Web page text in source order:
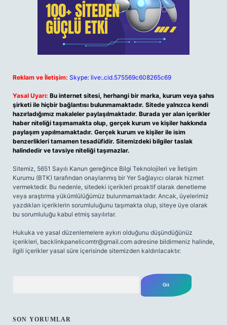
Reklam ve İletişim: Skype: live:.cid.575569c608265c69
Yasal Uyarı: Bu internet sitesi, herhangi bir marka, kurum veya şahıs
şirketi ile hiçbir bağlantısı bulunmamaktadır. Sitede yalnızca kendi
hazırladığımız makaleler paylaşılmaktadır. Burada yer alan içerikler
haber niteliği taşımamakta olup, gerçek kurum ve kişiler hakkında
paylaşım yapılmamaktadır. Gerçek kurum ve kişiler ile isim
benzerlikleri tamamen tesadüfidir. Sitemizdeki bilgiler taslak
halindedir ve tavsiye niteliği taşımazlar.
Sitemiz, 5651 Sayılı Kanun gereğince Bilgi Teknolojileri ve İletişim
Kurumu (BTK) tarafından onaylanmış bir Yer Sağlayıcı olarak hizmet
vermektedir. Bu nedenle, sitedeki içerikleri proaktif olarak denetleme
veya araştırma yükümlülüğümüz bulunmamaktadır. Ancak, üyelerimiz
yazdıkları içeriklerin sorumluluğunu taşımakta olup, siteye üye olarak
bu sorumluluğu kabul etmiş sayılırlar.
Hukuka ve yasal düzenlemelere aykırı olduğunu düşündüğünüz
içerikleri, backlinkpanelicomtr@gmail.com adresine bildirmeniz halinde,
ilgili içerikler yasal süre içerisinde sitemizden kaldırılacaktır.
SON YORUMLAR